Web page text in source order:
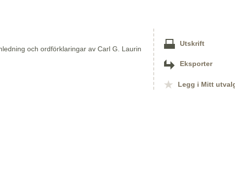
och ordförklaringar av Carl G. Laurin
Utskrift
Eksporter
Legg i Mitt